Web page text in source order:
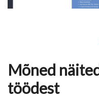
Mõned
töödest